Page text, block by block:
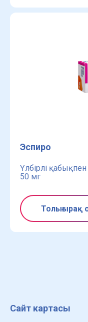
Эспиро
Үлбірлі
50 мг
Толығырақ
Сайт картасы